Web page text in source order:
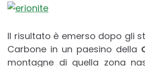
Il risultato è emerso dopo gli
Carbone in un paesino della
montagne di quella zona